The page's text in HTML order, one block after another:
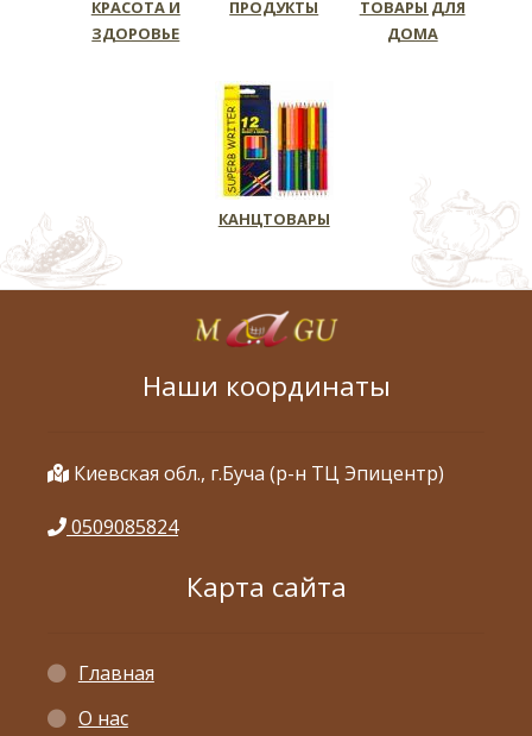
КРАСОТА И
ЗДОРОВЬЕ
ПРОДУКТЫ
ТОВАРЫ ДЛЯ
ДОМА
КАНЦТОВАРЫ
Наши координаты
Киевская обл., г.Буча (р-н ТЦ Эпицентр)
0509085824
Карта сайта
Главная
О нас